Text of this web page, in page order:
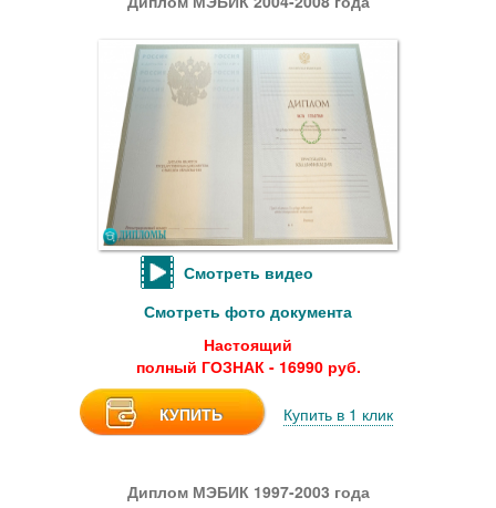
Смотреть видео
Смотреть фото документа
Настоящий
полный ГОЗНАК - 16990 руб.
КУПИТЬ Купить в 1 клик
Диплом МЭБИК 1997-2003 года